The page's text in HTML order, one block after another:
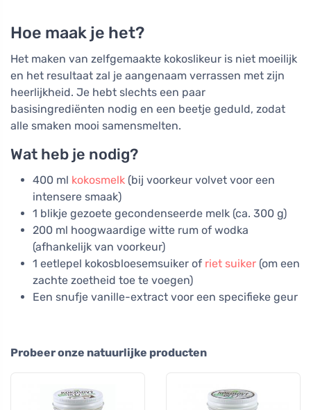
Hoe maak je het?
Het maken van zelfgemaakte kokoslikeur is niet moeilijk
en het resultaat zal je aangenaam verrassen met zijn
heerlijkheid. Je hebt slechts een paar
basisingrediënten nodig en een beetje geduld, zodat
alle smaken mooi samensmelten.
Wat heb je nodig?
400 ml kokosmelk (bij voorkeur volvet voor een
intensere smaak)
1 blikje gezoete gecondenseerde melk (ca. 300 g)
200 ml hoogwaardige witte rum of wodka
(afhankelijk van voorkeur)
1 eetlepel kokosbloesemsuiker of riet suiker (om een
zachte zoetheid toe te voegen)
Een snufje vanille-extract voor een specifieke geur
Probeer onze natuurlijke producten